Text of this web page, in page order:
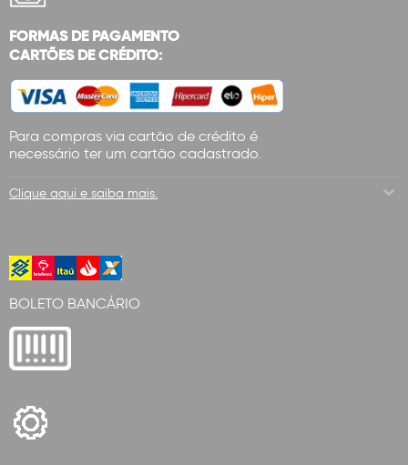
FORMAS DE PAGAMENTO
CARTÕES DE CRÉDITO:
Para compras via cartão de crédito é
necessário ter um cartão cadastrado.
Clique aqui e saiba mais.
BOLETO BANCÁRIO